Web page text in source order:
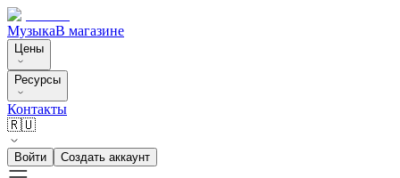
МузыкаВ магазине
Цены
Ресурсы
Контакты
🇷🇺
Войти Создать аккаунт